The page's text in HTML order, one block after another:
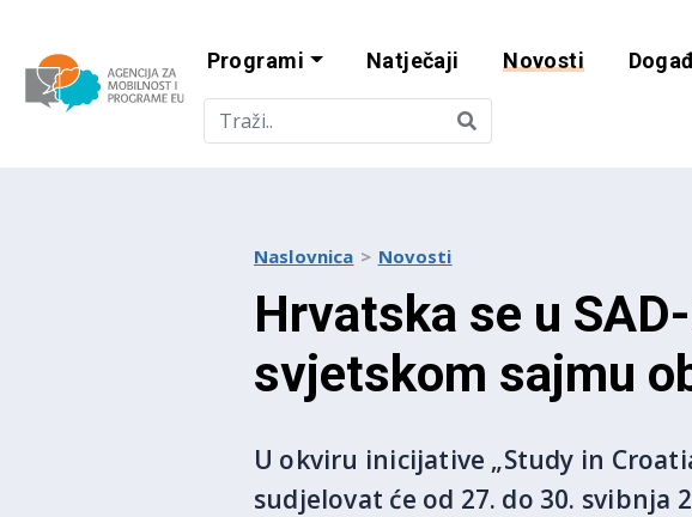
Agencija za mobilnost
Programi Natječaji Novosti
Naslovnica Novosti
Hrvatska se u
svjetskom sajmu
U okviru inicijative „Study in
sudjelovat će od 27. do 30. svibnja